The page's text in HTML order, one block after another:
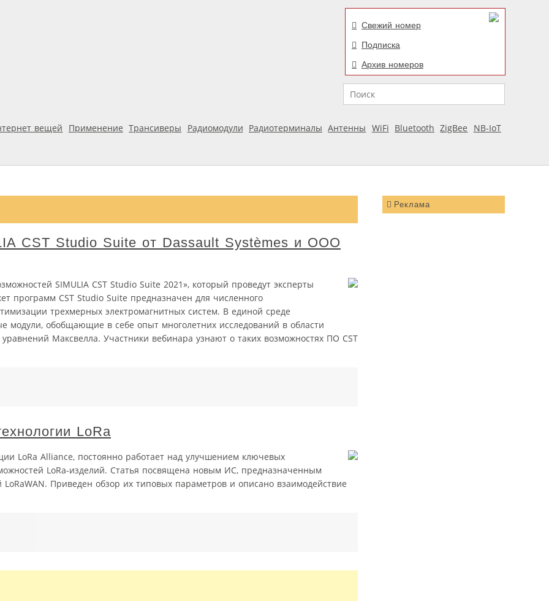
Свежий номер
Подписка
Архив номеров
Поиск
вещей Применение Трансиверы Радиомодули Радиотерминалы Антенны WiFi Bluetooth ZigBee
NB-IoT
Реклама
CST Studio Suite от Dassault Systèmes и OOO
SIMULIA CST Studio Suite 2021», который проведут эксперты
программ CST Studio Suite предназначен для численного
трехмерных электромагнитных систем. В единой среде
модули, обобщающие в себе опыт многолетних исследований в области
Максвелла. Участники вебинара узнают о таких возможностях ПО CST
LoRa
LoRa Alliance, постоянно работает над улучшением ключевых
LoRa-изделий. Статья посвящена новым ИС, предназначенным
Приведен обзор их типовых параметров и описано взаимодействие